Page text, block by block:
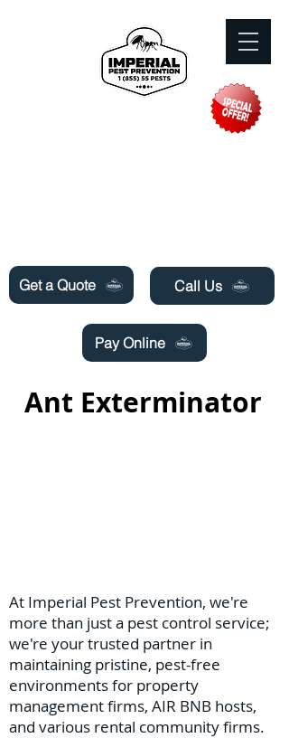
Get a Quote
Pay Online
Call Us
Ant Exterminator
At Imperial Pest Prevention, we're
more than just a pest control service;
we're your trusted partner in
maintaining pristine, pest-free
environments for property
management firms, AIR BNB hosts,
and various rental community firms.